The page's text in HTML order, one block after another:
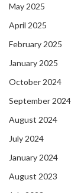
May 2025
April 2025
February 2025
January 2025
October 2024
September 2024
August 2024
July 2024
January 2024
August 2023